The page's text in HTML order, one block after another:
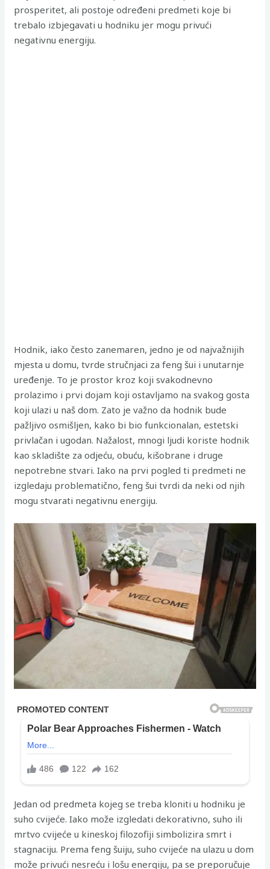
prosperitet, ali postoje određeni predmeti koje bi
trebalo izbjegavati u hodniku jer mogu privući
negativnu energiju.
Hodnik, iako često zanemaren, jedno je od najvažnijih
mjesta u domu, tvrde stručnjaci za feng šui i unutarnje
uređenje. To je prostor kroz koji svakodnevno
prolazimo i prvi dojam koji ostavljamo na svakog gosta
koji ulazi u naš dom. Zato je važno da hodnik bude
pažljivo osmišljen, kako bi bio funkcionalan, estetski
privlačan i ugodan. Nažalost, mnogi ljudi koriste hodnik
kao skladište za odjeću, obuću, kišobrane i druge
nepotrebne stvari. Iako na prvi pogled ti predmeti ne
izgledaju problematično, feng šui tvrdi da neki od njih
mogu stvarati negativnu energiju.
Jedan od predmeta kojeg se treba kloniti u hodniku je
suho cvijeće. Iako može izgledati dekorativno, suho ili
mrtvo cvijeće u kineskoj filozofiji simbolizira smrt i
stagnaciju. Prema feng šuiju, suho cvijeće na ulazu u dom
može privući nesreću i lošu energiju, pa se preporučuje